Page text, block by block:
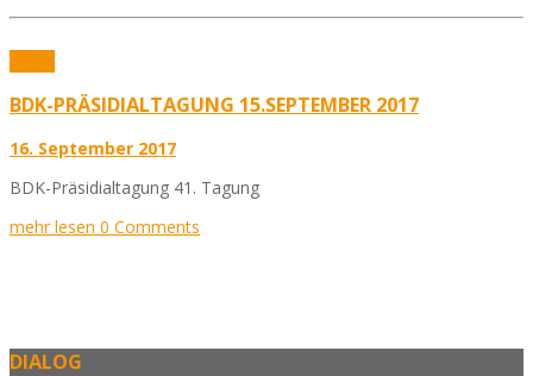
BDK-PRÄSIDIALTAGUNG 15.SEPTEMBER 2017
16. September 2017
BDK-Präsidialtagung 41. Tagung
mehr lesen 0 Comments
DIALOG